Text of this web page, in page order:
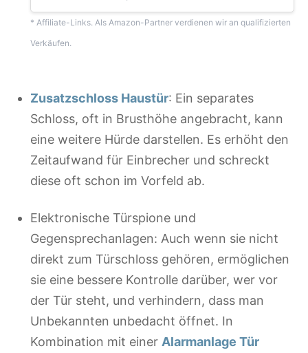
* Affiliate-Links. Als Amazon-Partner verdienen wir an qualifizierten
Verkäufen.
Zusatzschloss Haustür: Ein separates
Schloss, oft in Brusthöhe angebracht, kann
eine weitere Hürde darstellen. Es erhöht den
Zeitaufwand für Einbrecher und schreckt
diese oft schon im Vorfeld ab.
Elektronische Türspione und
Gegensprechanlagen: Auch wenn sie nicht
direkt zum Türschloss gehören, ermöglichen
sie eine bessere Kontrolle darüber, wer vor
der Tür steht, und verhindern, dass man
Unbekannten unbedacht öffnet. In
Kombination mit einer Alarmanlage Tür